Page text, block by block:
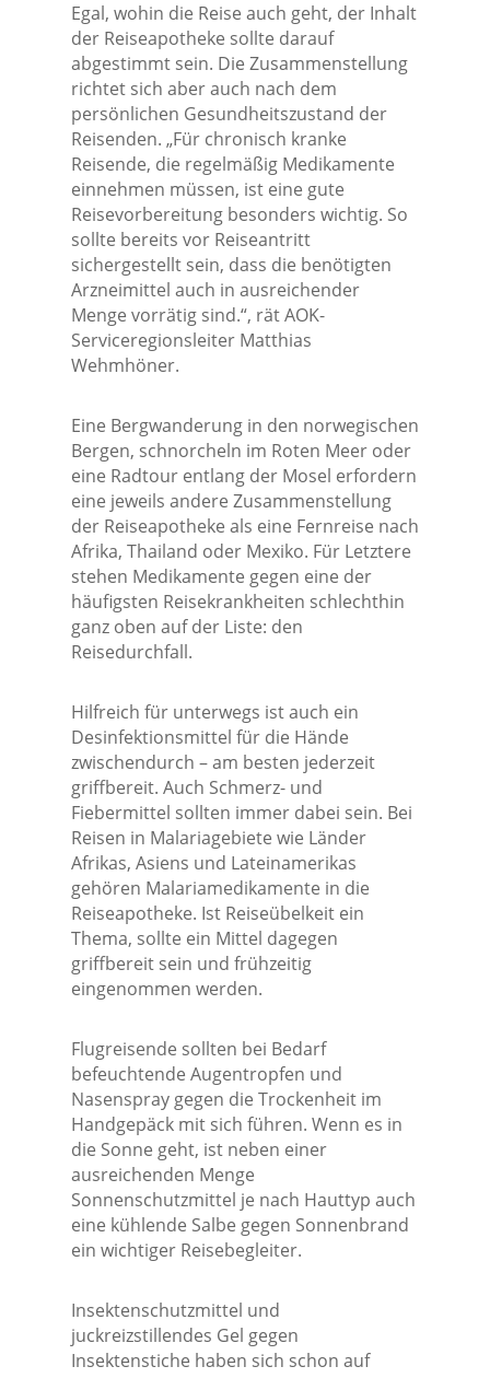
Egal, wohin die Reise auch geht, der Inhalt
der Reiseapotheke sollte darauf
abgestimmt sein. Die Zusammenstellung
richtet sich aber auch nach dem
persönlichen Gesundheitszustand der
Reisenden. „Für chronisch kranke
Reisende, die regelmäßig Medikamente
einnehmen müssen, ist eine gute
Reisevorbereitung besonders wichtig. So
sollte bereits vor Reiseantritt
sichergestellt sein, dass die benötigten
Arzneimittel auch in ausreichender
Menge vorrätig sind.“, rät AOK-
Serviceregionsleiter Matthias
Wehmhöner.
Eine Bergwanderung in den norwegischen
Bergen, schnorcheln im Roten Meer oder
eine Radtour entlang der Mosel erfordern
eine jeweils andere Zusammenstellung
der Reiseapotheke als eine Fernreise nach
Afrika, Thailand oder Mexiko. Für Letztere
stehen Medikamente gegen eine der
häufigsten Reisekrankheiten schlechthin
ganz oben auf der Liste: den
Reisedurchfall.
Hilfreich für unterwegs ist auch ein
Desinfektionsmittel für die Hände
zwischendurch – am besten jederzeit
griffbereit. Auch Schmerz- und
Fiebermittel sollten immer dabei sein. Bei
Reisen in Malariagebiete wie Länder
Afrikas, Asiens und Lateinamerikas
gehören Malariamedikamente in die
Reiseapotheke. Ist Reiseübelkeit ein
Thema, sollte ein Mittel dagegen
griffbereit sein und frühzeitig
eingenommen werden.
Flugreisende sollten bei Bedarf
befeuchtende Augentropfen und
Nasenspray gegen die Trockenheit im
Handgepäck mit sich führen. Wenn es in
die Sonne geht, ist neben einer
ausreichenden Menge
Sonnenschutzmittel je nach Hauttyp auch
eine kühlende Salbe gegen Sonnenbrand
ein wichtiger Reisebegleiter.
Insektenschutzmittel und
juckreizstillendes Gel gegen
Insektenstiche haben sich schon auf